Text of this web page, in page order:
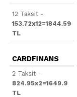
12 Taksit -
153.72x12=1844.59
TL
CARDFINANS
2 Taksit -
824.95x2=1649.9
TL